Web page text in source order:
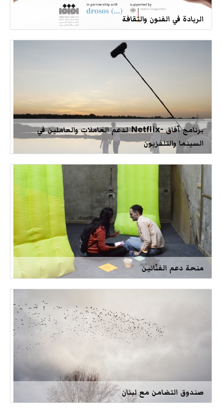
الريادة في الفنون والثقافة
برنامج آفاق -Netflix لدعم العاملات والعاملين في
السينما والتلفزيون
منحة دعم الفنّانين
صندوق التضامن مع لبنان